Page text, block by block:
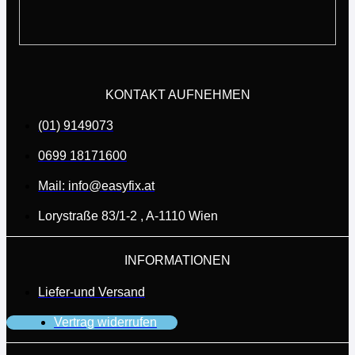
KONTAKT AUFNEHMEN
(01) 9149073
0699 18171600
Mail: info@easyfix.at
Lorystraße 83/1-2 , A-1110 Wien
INFORMATIONEN
Liefer-und Versand
Vertrag widerrufen